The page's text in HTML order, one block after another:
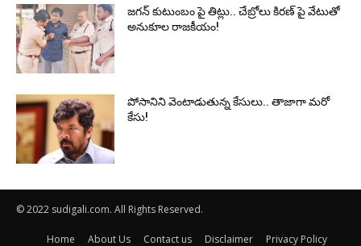
జగన్ కుటుంబం పై తిట్లు.. చేబ్రోలు కిరణ్ పై వేటుతో
అనుకూల రాజకీయం!
పోసానిని వెంటాడుతున్న కేసులు.. తాజాగా మరో
కేసు!
© 2022 sudigali.com. All Rights Reserved.
Home About Us Contact us Disclaimer Privacy Policy